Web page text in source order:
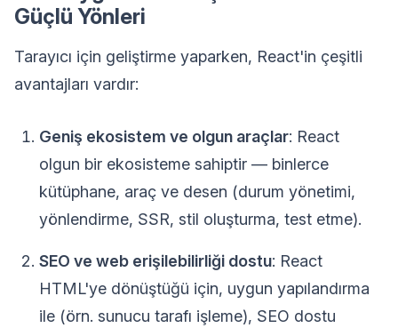
Güçlü Yönleri
Tarayıcı için geliştirme yaparken, React'in çeşitli
avantajları vardır:
Geniş ekosistem ve olgun araçlar: React
olgun bir ekosisteme sahiptir — binlerce
kütüphane, araç ve desen (durum yönetimi,
yönlendirme, SSR, stil oluşturma, test etme).
SEO ve web erişilebilirliği dostu: React
HTML'ye dönüştüğü için, uygun yapılandırma
ile (örn. sunucu tarafı işleme), SEO dostu